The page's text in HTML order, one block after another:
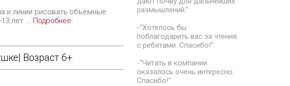
и линии рисовать объёмные
лет ... Подробнее
Возраст 6+
размышлений."
-"Хотелось бы
поблагодарить вас за чтения
с ребятами. Спасибо!"
-"Читать в компании
оказалось очень интересно.
Спасибо!"